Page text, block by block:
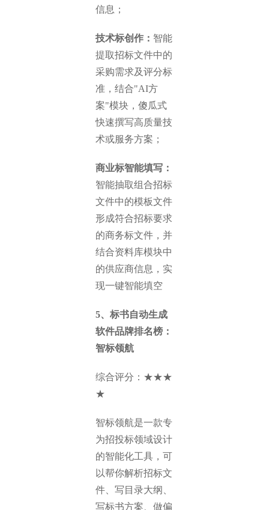
信息；
技术标创作： 智能
提取招标文件中的
采购需求及评分标
准，结合"AI方
案"模块，傻瓜式
快速撰写高质量技
术或服务方案；
商业标智能填写：
智能抽取组合招标
文件中的模板文件
形成符合招标要求
的商务标文件，并
结合资料库模块中
的供应商信息，实
现一键智能填空
5、标书自动生成
软件品牌排名榜：
智标领航
综合评分：★★★
★
智标领航是一款专
为招投标领域设计
的智能化工具，可
以帮你解析招标文
件、写目录大纲、
写标书方案、做偏